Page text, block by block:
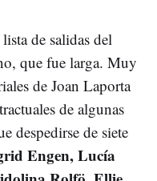
de salidas del
que fue larga. Muy
de Joan Laporta
de algunas
despedirse de siete
Engen, Lucía